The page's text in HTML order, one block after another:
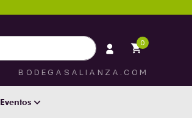
0
BODEGASALIANZA.COM
Eventos